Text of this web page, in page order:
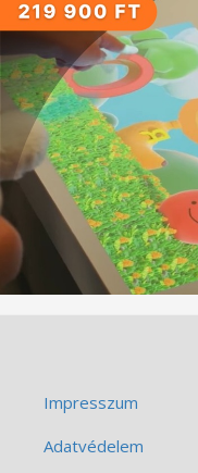
Impresszum
Adatvédelem